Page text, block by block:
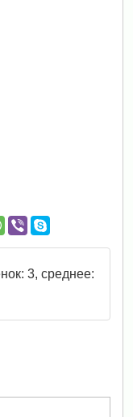
3, среднее: